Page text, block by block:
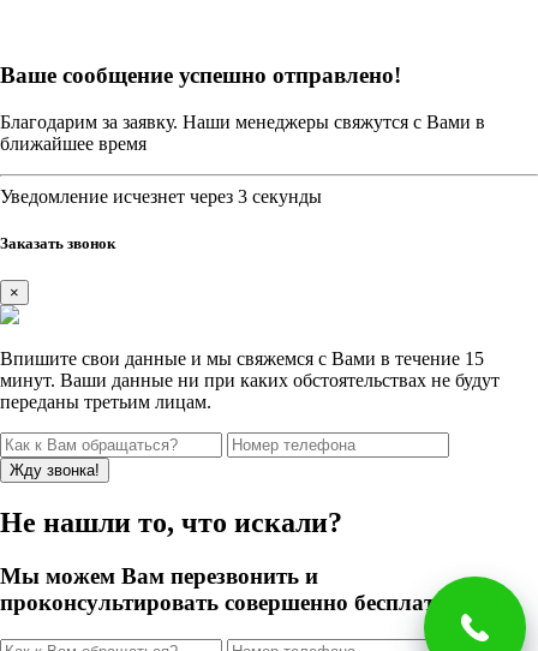
Ваше сообщение успешно отправлено!
Благодарим за заявку. Наши менеджеры свяжутся с Вами в
ближайшее время
Уведомление исчезнет через 3 секунды
Заказать звонок
×
Впишите свои данные и мы свяжемся с Вами в течение 15
минут. Ваши данные ни при каких обстоятельствах не будут
переданы третьим лицам.
Не нашли то, что искали?
Мы можем Вам перезвонить и
проконсультировать совершенно бесплатно!